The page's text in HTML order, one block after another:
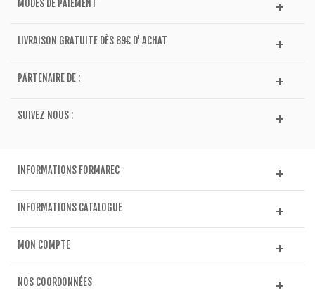
MODES DE PAIEMENT
LIVRAISON GRATUITE DÈS 89€ D' ACHAT
PARTENAIRE DE :
SUIVEZ NOUS :
INFORMATIONS FORMAREC
INFORMATIONS CATALOGUE
MON COMPTE
NOS COORDONNÉES